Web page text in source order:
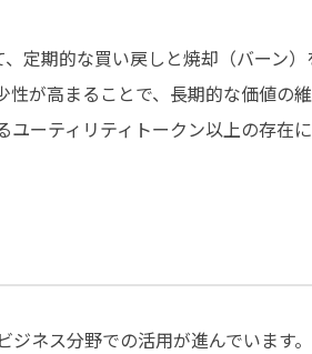
定期的な買い戻しと焼却（バーン
が高まることで、長期的な価値の
ーティリティトークン以上の存在に
ネス分野での活用が進んでいます